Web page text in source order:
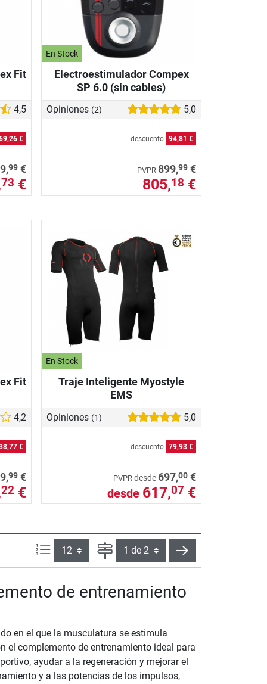
Fit
4,5
€
99 €
73 €
En Stock
Electroestimulador Compex
SP 6.0 (sin cables)
Opiniones (2) 5,0
descuento 94,81 €
PVPR 899,99 €
805,18 €
Fit
4,2
€
99 €
22 €
En Stock
Traje Inteligente Myostyle
EMS
Opiniones (1) 5,0
descuento 79,93 €
PVPR desde 697,00 €
desde 617,07 €
Artículos por página:
Página siguiente
de entrenamiento
en el que la musculatura se estimula
el complemento de entrenamiento ideal para
ayudar a la regeneración y mejorar el
y a las potencias de los impulsos,